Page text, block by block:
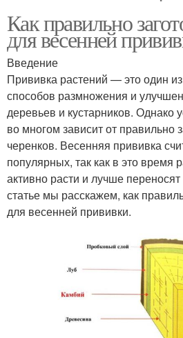
Как правильно
для весенней
Введение
Прививка растений — это один
способов размножения и
деревьев и кустарников. Однако
во многом зависит от правильно
черенков. Весенняя прививка
популярных, так как в это время
активно расти и лучше
статье мы расскажем, как
для весенней прививки.